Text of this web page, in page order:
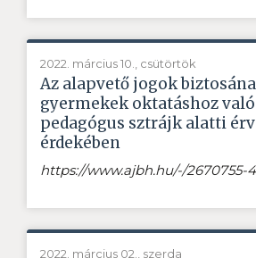
2022. március 10., csütörtök
Az alapvető jogok
gyermekek oktatáshoz
pedagógus sztrájk alatti
érdekében
https://www.ajbh.hu/-/2670755-
2022. március 02., szerda